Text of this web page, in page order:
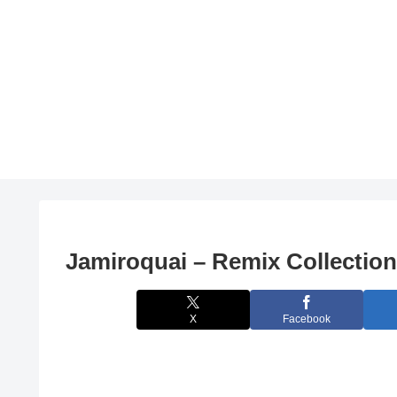
Jamiroquai – Remix
X Facebook